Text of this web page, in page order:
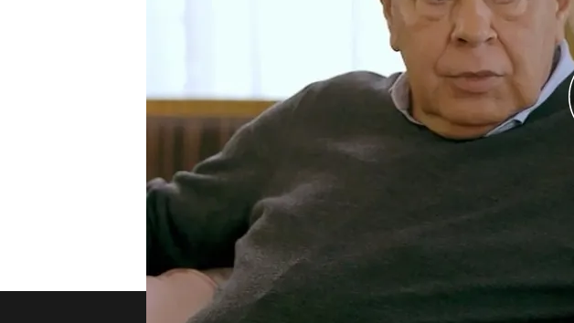
Pepa Bueno no ha podido evitar la cara de
respuesta a su pregunta: "¿Te sienta mal
se parece a ti en los años 70?". Felipe no ha
mal. La verdad es que no lo identifico conmigo.
Aznar. En su lenguaje corporal, en cómo dice
incluso en su tipología humana. Mucho más. En
afirmaciones, en su carácter...
TEMAS Viajando con Chester